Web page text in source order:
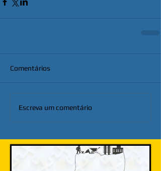
Comentários
Escreva um comentário